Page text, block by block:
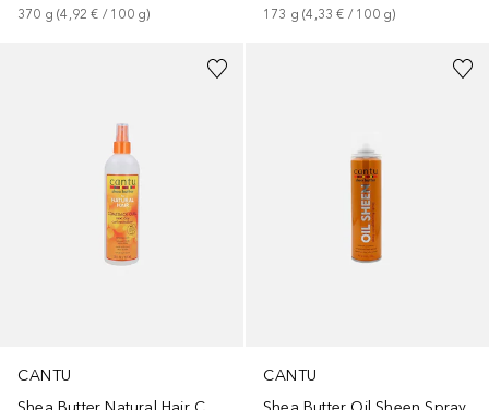
370 g (4,92 € / 100 g) 173 g (4,33 € / 100 g)
CANTU
CANTU